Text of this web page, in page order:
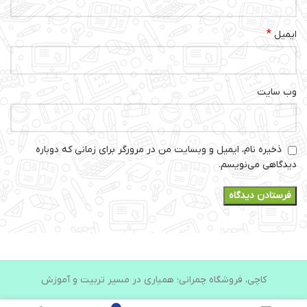
ایمیل *
وب‌ سایت
ذخیره نام، ایمیل و وبسایت من در مرورگر برای زمانی که دوباره
دیدگاهی می‌نویسم.
کاچی، فروشگاه چمرانی؛ همیاری در مسیر تربیت و آموزش